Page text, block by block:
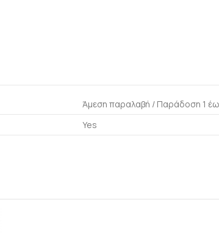
Άμεση παραλαβή / Παράδoση 1
Yes